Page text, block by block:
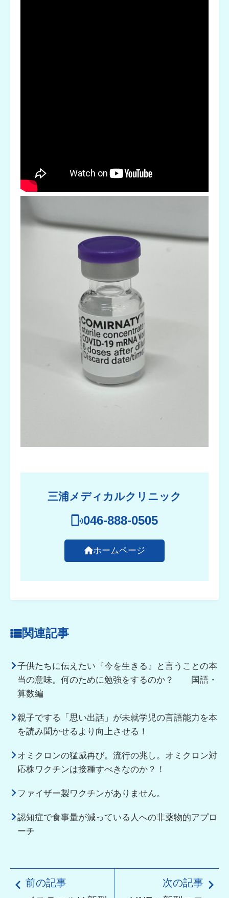
三浦メディカルクリニック
046-888-0505
ホームページ
関連記事
子供たちに伝えたい『今を生きる』と言うことの本
当の意味。何のために勉強をするのか？ 国語・
算数編
親子でする「思い出話」が未就学児の言語能力を本
を読み聞かせるより向上させる！
オミクロンの猛威再び。流行の兆し。オミクロン対
応株ワクチンは接種すべきなのか？！
ファイザー製ワクチンがありません。
認知症で食事量が減っている人への非薬物的アプロ
ーチ
前の記事
次の記事